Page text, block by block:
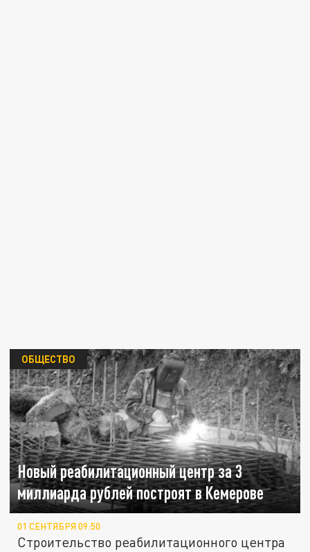
Новый реабилитационный центр за 3
миллиарда рублей построят в Кемерове
ОБЩЕСТВО
01 СЕНТЯБРЯ 09:50
Строительство реабилитационного центра